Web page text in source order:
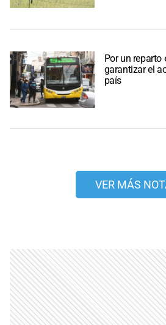
Por un reparto
garantizar el
país
VER MÁS